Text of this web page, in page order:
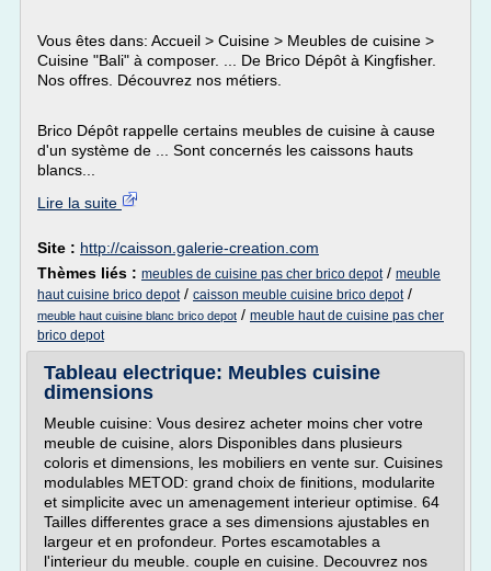
Vous êtes dans: Accueil > Cuisine > Meubles de cuisine >
Cuisine "Bali" à composer. ... De Brico Dépôt à Kingfisher.
Nos offres. Découvrez nos métiers.
Brico Dépôt rappelle certains meubles de cuisine à cause
d'un système de ... Sont concernés les caissons hauts
blancs...
Lire la suite
Site : http://caisson.galerie-creation.com
Thèmes liés : meubles de cuisine pas cher brico depot/ meuble
haut cuisine brico depot/ caisson meuble cuisine brico depot/
meuble haut cuisine blanc brico depot / meuble haut de cuisine pas cher
brico depot
Tableau electrique: Meubles cuisine
dimensions
Meuble cuisine: Vous desirez acheter moins cher votre
meuble de cuisine, alors Disponibles dans plusieurs
coloris et dimensions, les mobiliers en vente sur. Cuisines
modulables METOD: grand choix de finitions, modularite
et simplicite avec un amenagement interieur optimise. 64
Tailles differentes grace a ses dimensions ajustables en
largeur et en profondeur. Portes escamotables a
l'interieur du meuble. couple en cuisine. Decouvrez nos